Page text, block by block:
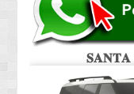
𝐒𝐀𝐍𝐓𝐀